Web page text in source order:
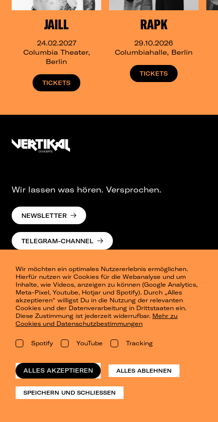
JAILL
24.02.2027
Columbia Theater,
Berlin
TICKETS
RAPK
29.10.2026
Columbiahalle, Berlin
TICKETS
Wir möchten ein optimales Nutzererlebnis ermöglichen.
Hierfür nutzen wir Cookies für die Webanalyse und um
Inhalte, wie Videos, anzeigen zu können (Google Analytics,
Meta-Pixel, Youtube, Hotjar und Spotify). Durch „Alles
akzeptieren“ willigst Du in die Nutzung der relevanten
Cookies und der Datenverarbeitung in Drittstaaten ein.
Diese Zustimmung ist jederzeit widerrufbar. Mehr zu
Cookies und Datenschutzbestimmungen
Spotify YouTube Tracking
ALLES AKZEPTIEREN ALLES ABLEHNEN
SPEICHERN UND SCHLIESSEN
Wir lassen was hören. Versprochen.
NEWSLETTER
TELEGRAM-CHANNEL
Presse
Berlin
Dresden
Leipzig
Konzertsommer Petersberg
Vergangene Shows
o_team
Datenschutz
Impressum